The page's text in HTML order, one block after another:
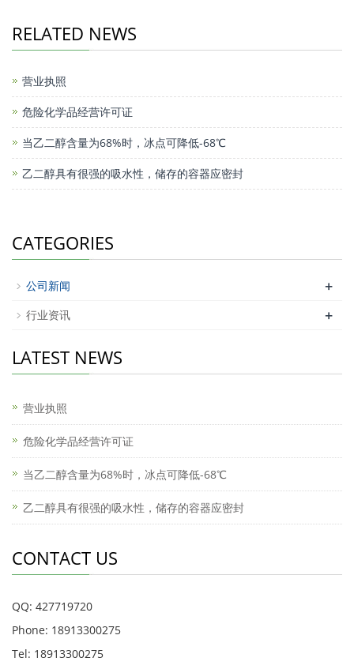
RELATED NEWS
营业执照
危险化学品经营许可证
当乙二醇含量为68%时，冰点可降低-68℃
乙二醇具有很强的吸水性，储存的容器应密封
CATEGORIES
公司新闻 +
行业资讯 +
LATEST NEWS
营业执照
危险化学品经营许可证
当乙二醇含量为68%时，冰点可降低-68℃
乙二醇具有很强的吸水性，储存的容器应密封
CONTACT US
QQ: 427719720
Phone: 18913300275
Tel: 18913300275